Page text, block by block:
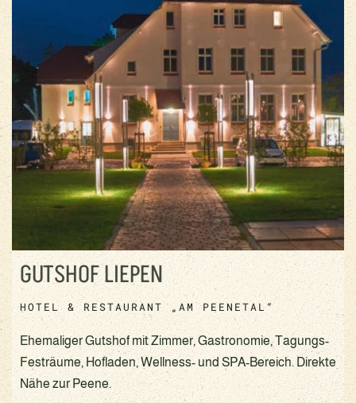
GUTSHOF LIEPEN
HOTEL & RESTAURANT „AM PEENETAL“
Ehemaliger Gutshof mit Zimmer, Gastronomie, Tagungs-
Festräume, Hofladen, Wellness- und SPA-Bereich. Direkte
Nähe zur Peene.